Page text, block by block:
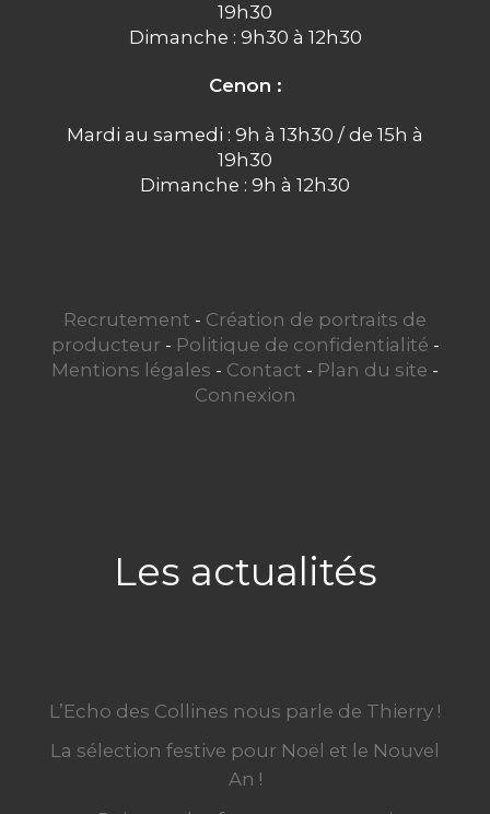
19h30
Dimanche : 9h30 à 12h30
Cenon :
Mardi au samedi : 9h à 13h30 / de 15h à
19h30
Dimanche : 9h à 12h30
Recrutement - Création de portraits de
producteur - Politique de confidentialité -
Mentions légales - Contact - Plan du site -
Connexion
Les actualités
L’Echo des Collines nous parle de Thierry !
La sélection festive pour Noël et le Nouvel
An !